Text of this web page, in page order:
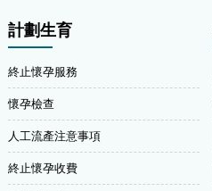
計劃生育
終止懷孕服務
懷孕檢查
人工流產注意事項
終止懷孕收費